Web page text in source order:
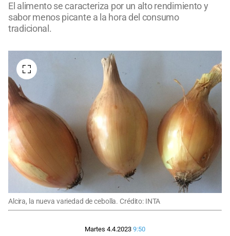
El alimento se caracteriza por un alto rendimiento y
sabor menos picante a la hora del consumo
tradicional.
Alcira, la nueva variedad de cebolla. Crédito: INTA
Martes 4.4.2023 9:50